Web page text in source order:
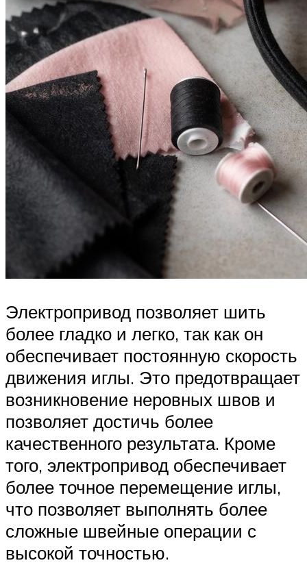
Электропривод позволяет шить
более гладко и легко, так как он
обеспечивает постоянную скорость
движения иглы. Это предотвращает
возникновение неровных швов и
позволяет достичь более
качественного результата. Кроме
того, электропривод обеспечивает
более точное перемещение иглы,
что позволяет выполнять более
сложные швейные операции с
высокой точностью.